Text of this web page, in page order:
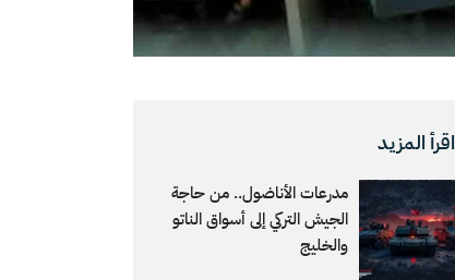
اقرأ المزيد
مدرعات الأناضول.. من حاجة
الجيش التركي إلى أسواق الناتو
والخليج